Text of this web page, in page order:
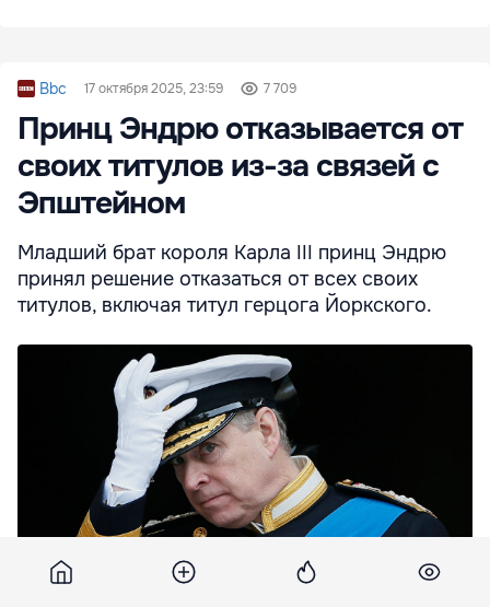
Bbc 17 октября 2025, 23:59 7 709
Принц Эндрю отказывается от
своих титулов из-за связей с
Эпштейном
Младший брат короля Карла III принц Эндрю
принял решение отказаться от всех своих
титулов, включая титул герцога Йоркского.